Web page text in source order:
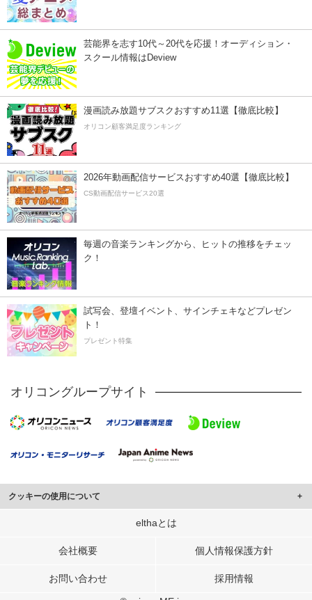
芸能界を志す10代～20代を応援！オーディション・
スクール情報はDeview
漫画読み放題サブスクおすすめ11選【徹底比較】
オリコン顧客満足度ランキング
2026年動画配信サービスおすすめ40選【徹底比較】
CS動画配信サービス20選
毎週の音楽ランキングから、ヒットの推移をチェッ
ク！
試写会、登壇イベント、サインチェキなどプレゼン
ト！
プレゼント特集
オリコングループサイト
クッキーの使用について
このサイトでは Cookie を使用して、ユーザーに合わせたコンテンツや広告の
行っています。
メディアや広告配信、データ解析の各パートナーに提供しています。
elthaとは
会社概要 個人情報保護方針
お問い合わせ 採用情報